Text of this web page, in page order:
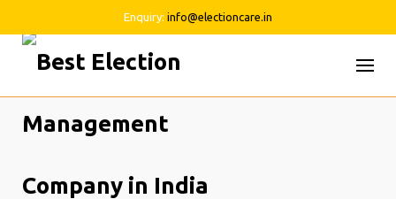
Enquiry: info@electioncare.in
Skip